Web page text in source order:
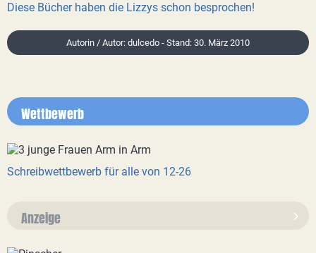
Diese Bücher haben die Lizzys schon besprochen!
Autorin / Autor: dulcedo - Stand: 30. März 2010
Wettbewerb
Schreibwettbewerb für alle von 12-26
Anzeige